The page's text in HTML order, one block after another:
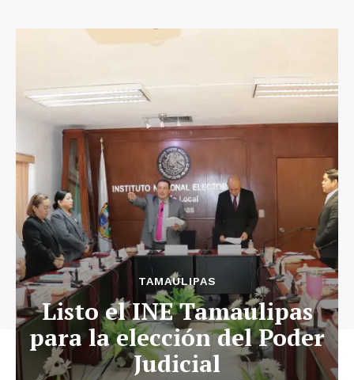
TAMAULIPAS
Listo el INE Tamaulipas
para la elección del Poder
Judicial